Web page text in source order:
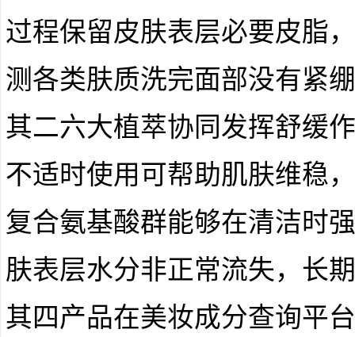
过程保留皮肤表层必要皮脂
测各类肤质洗完面部没有紧
其二六大植萃协同发挥舒缓
不适时使用可帮助肌肤维稳
复合氨基酸群能够在清洁时
肤表层水分非正常流失，长
其四产品在美妆成分查询平